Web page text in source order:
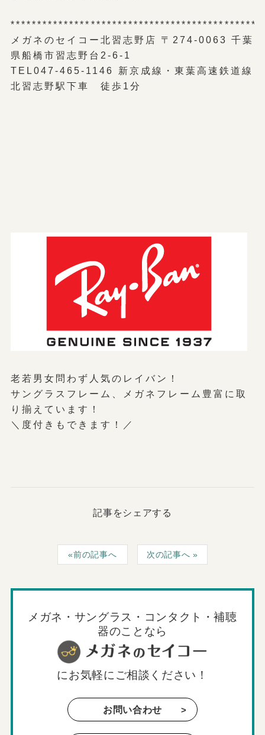
メガネのセイコー北習志野店 〒274-0063 千葉
県船橋市習志野台2-6-1
TEL047-465-1146 新京成線・東葉高速鉄道線
北習志野駅下車 徒歩1分
老若男女問わず人気のレイバン！
サングラスフレーム、メガネフレーム豊富に取
り揃えています！
＼度付きもできます！／
記事をシェアする
前の記事へ 次の記事へ
メガネ・サングラス・コンタクト・補聴
器のことなら
にお気軽にご相談ください！
お問い合わせ